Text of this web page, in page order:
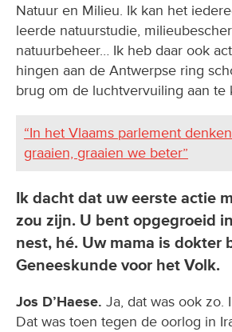
Natuur en Milieu. Ik kan het
leerde natuurstudie,
natuurbeheer… Ik heb daar ook
hingen aan de Antwerpse ring
brug om de luchtvervuiling aan te
“In het Vlaams parlement
graaien, graaien we beter”
Ik dacht dat uw eerste actie
zou zijn. U bent opgegroeid
nest, hé. Uw mama is dokter
Geneeskunde voor het Volk.
Jos D’Haese. Ja, dat was ook zo.
Dat was toen tegen de oorlog in